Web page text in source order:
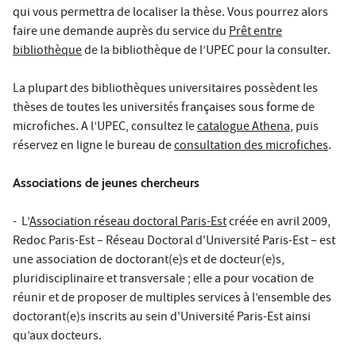
qui vous permettra de localiser la thèse. Vous pourrez alors
faire une demande auprès du service duPrêt entre
bibliothèquede la bibliothèque de l’UPEC pour la consulter.
La plupart des bibliothèques universitaires possèdent les
thèses de toutes les universités françaises sous forme de
microfiches. A l’UPEC, consultez lecatalogue Athena, puis
réservez en ligne le bureau deconsultation des microfiches.
Associations de jeunes chercheurs
- L’Association réseau doctoral Paris-Estcréée en avril 2009,
Redoc Paris-Est – Réseau Doctoral d'Université Paris-Est – est
une association de doctorant(e)s et de docteur(e)s,
pluridisciplinaire et transversale ; elle a pour vocation de
réunir et de proposer de multiples services à l’ensemble des
doctorant(e)s inscrits au sein d'Université Paris-Est ainsi
qu’aux docteurs.